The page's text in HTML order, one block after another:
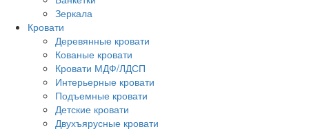
Зеркала
Кровати
Деревянные кровати
Кованые кровати
Кровати МДФ/ЛДСП
Интерьерные кровати
Подъемные кровати
Детские кровати
Двухъярусные кровати